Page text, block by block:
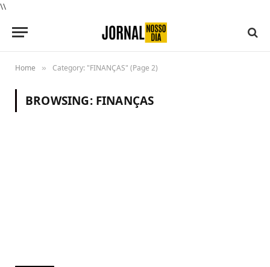
\\
Home » Category: "FINANÇAS" (Page 2)
BROWSING: FINANÇAS